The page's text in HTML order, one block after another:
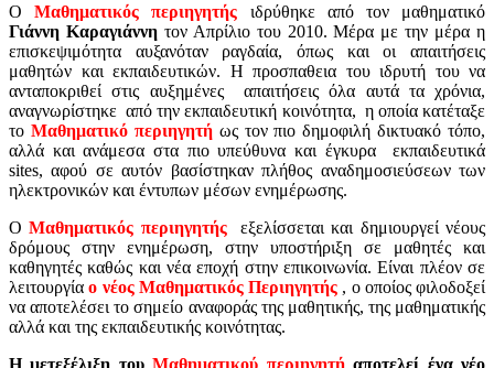
ΟΜαθηματικός περιηγητής ιδρύθηκε από τον μαθηματικό
Γιάννη Καραγιάννητον Απρίλιο του 2010. Μέρα με την μέρα η
επισκεψιμότητα αυξανόταν ραγδαία, όπως και οι απαιτήσεις
μαθητών και εκπαιδευτικών. H προσπαθεια του ιδρυτή του να
ανταποκριθεί στις αυξημένες απαιτήσεις όλα αυτά τα χρόνια,
αναγνωρίστηκε από την εκπαιδευτική κοινότητα, η οποία κατέταξε
το Μαθηματικό περιηγητή ως τον πιο δημοφιλή δικτυακό τόπο,
αλλά και ανάμεσα στα πιο υπεύθυνα και έγκυρα εκπαιδευτικά
sites, αφού σε αυτόν βασίστηκαν πλήθος αναδημοσιεύσεων των
ηλεκτρονικών και έντυπων μέσων ενημέρωσης.
ΟΜαθηματικός περιηγητήςεξελίσσεται και δημιουργεί νέους
δρόμους στην ενημέρωση, στην υποστήριξη σε μαθητές και
καθηγητές καθώς και νέα εποχή στην επικοινωνία. Είναι πλέον σε
λειτουργίαο νέος Μαθηματικός Περιηγητής , ο οποίος φιλοδοξεί
να αποτελέσει το σημείο αναφοράς της μαθητικής, της μαθηματικής
αλλά και της εκπαιδευτικής κοινότητας.
Η μετεξέλιξη τουΜαθηματικού περιηγητήαποτελεί ένα νέο